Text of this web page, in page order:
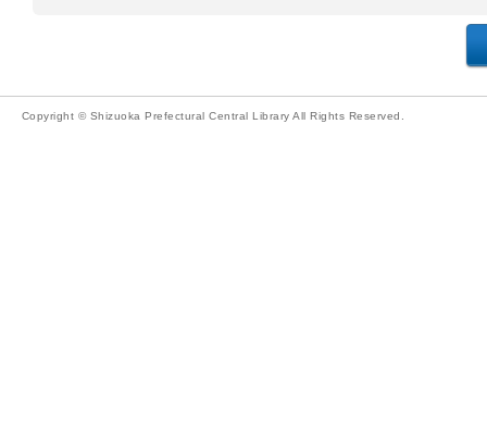
Copyright © Shizuoka Prefectural Central Library All Rights Reserved.